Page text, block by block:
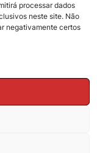
processar dados
neste site. Não
negativamente certos